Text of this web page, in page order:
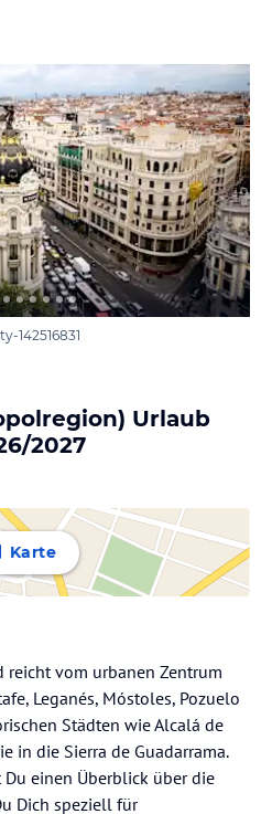
142516831
Urlaub
2027
Karte
vom urbanen Zentrum
Leganés, Móstoles, Pozuelo
Städten wie Alcalá de
in die Sierra de Guadarrama.
einen Überblick über die
Dich speziell für